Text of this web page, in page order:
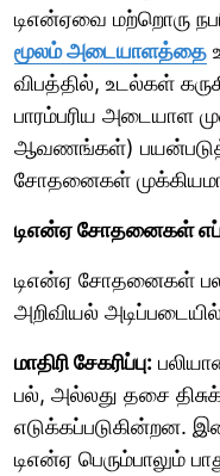
டிஎன்ஏவை மற்றொரு
மூலம் அடையாளத்தை
விபத்தில், உடல்கள்
பாரம்பரிய அடையாள
ஆவணங்கள்)
சோதனைகள்
டிஎன்ஏ சோதனைகள்
டிஎன்ஏ சோதனைகள்
அறிவியல்
மாதிரி சேகரிப்பு:
பல், அல்லது தசை
எடுக்கப்படுகின்றன.
டிஎன்ஏ பெரும்பாலும்